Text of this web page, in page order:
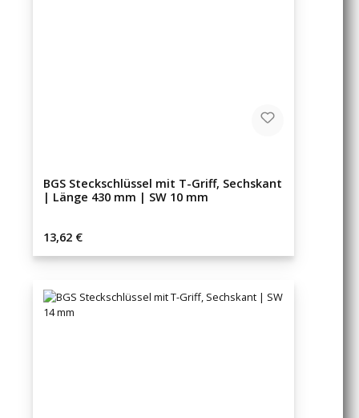
BGS Steckschlüssel mit T-Griff, Sechskant
| Länge 430 mm | SW 10 mm
Regulärer Preis:
13,62 €